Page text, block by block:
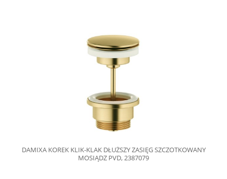
DAMIXA KOREK KLIK-KLAK DŁUŻSZY ZASIĘG SZCZOTKOWANY
MOSIĄDZ PVD, 2387079